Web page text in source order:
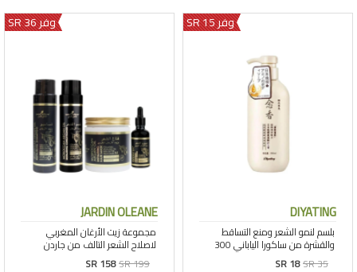
وفر 15 SR
DIYATING
SR 18SR 35
وفر 36 SR
JARDIN OLEANE
SR 158SR 199